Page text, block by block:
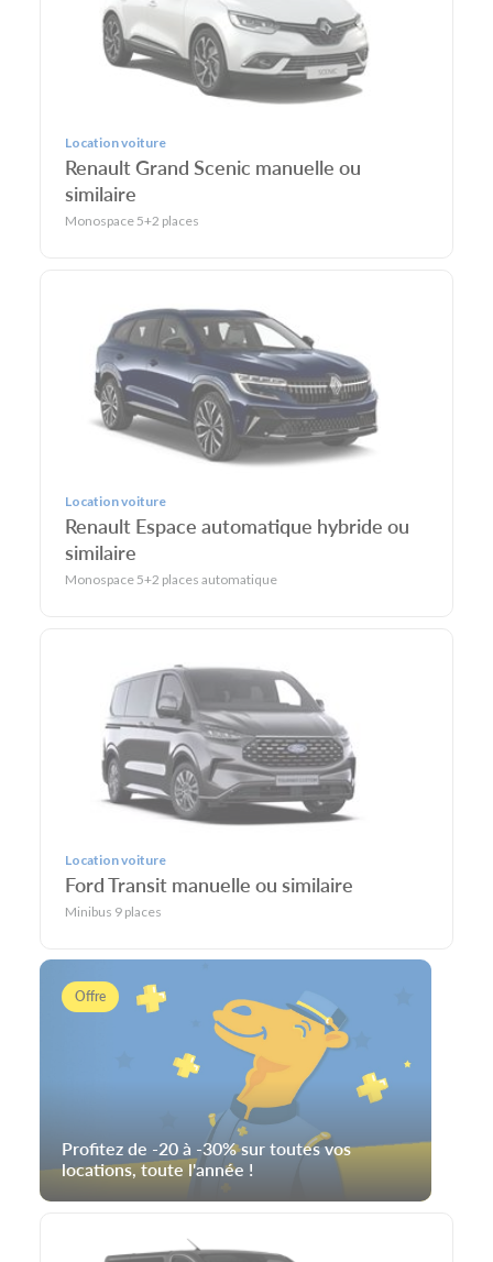
Location voiture
Renault Grand Scenic manuelle ou
similaire
Monospace 5+2 places
Location voiture
Renault Espace automatique hybride ou
similaire
Monospace 5+2 places automatique
Location voiture
Ford Transit manuelle ou similaire
Minibus 9 places
Offre
Profitez de -20 à -30% sur toutes vos
locations, toute l'année !